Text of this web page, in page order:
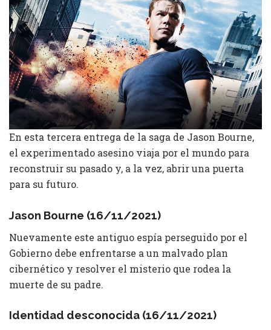
En esta tercera entrega de la saga de Jason Bourne,
el experimentado asesino viaja por el mundo para
reconstruir su pasado y, a la vez, abrir una puerta
para su futuro.
Jason Bourne (16/11/2021)
Nuevamente este antiguo espía perseguido por el
Gobierno debe enfrentarse a un malvado plan
cibernético y resolver el misterio que rodea la
muerte de su padre.
Identidad desconocida (16/11/2021)